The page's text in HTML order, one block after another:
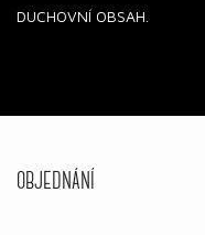
DUCHOVNÍ OBSAH.
OBJEDNÁNÍ